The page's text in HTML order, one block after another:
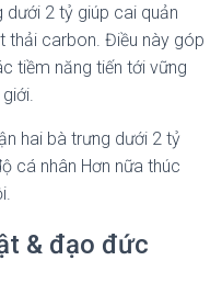
dưới 2 tỷ giúp cai quản
thải carbon. Điều này góp
tiềm năng tiến tới vững
hai bà trưng dưới 2 tỷ
cá nhân Hơn nữa thúc
& đạo đức